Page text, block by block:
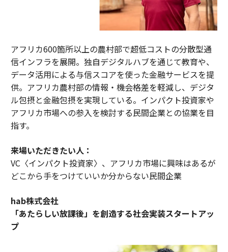
アフリカ600箇所以上の農村部で超低コストの分散型通
信インフラを展開。独自デジタルハブを通じて教育や、
データ活用による与信スコアを使った金融サービスを提
供。アフリカ農村部の情報・機会格差を軽減し、デジタ
ル包摂と金融包摂を実現している。インパクト投資家や
アフリカ市場への参入を検討する民間企業との協業を目
指す。
来場いただきたい人：
VC〈インパクト投資家〉、アフリカ市場に興味はあるが
どこから手をつけていいか分からない民間企業
hab株式会社
「あたらしい放課後」を創造する社会実装スタートアッ
プ